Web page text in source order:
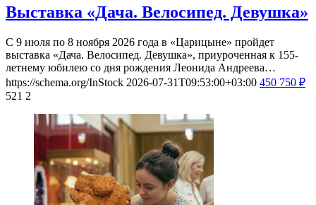
Выставка «Дача. Велосипед. Девушка»
С 9 июля по 8 ноября 2026 года в «Царицыне» пройдет
выставка «Дача. Велосипед. Девушка», приуроченная к 155-
летнему юбилею со дня рождения Леонида Андреева…
https://schema.org/InStock 2026-07-31T09:53:00+03:00 450 750 ₽
521 2